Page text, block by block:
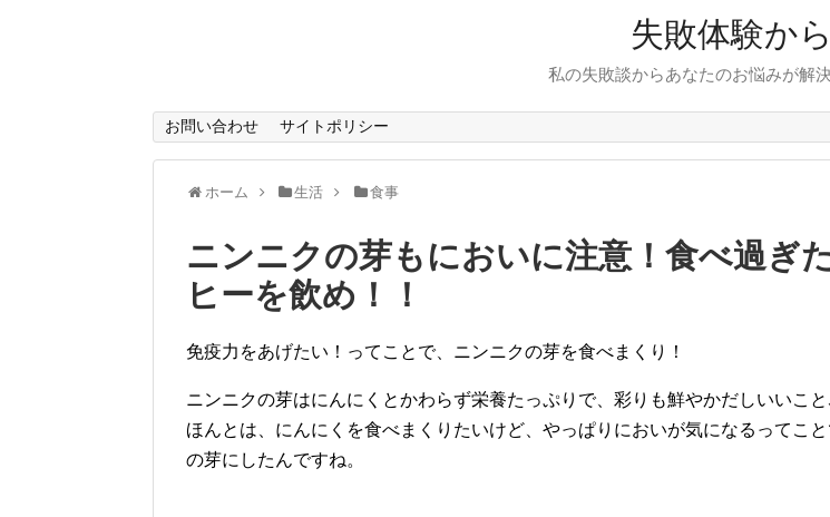
失敗体験か
私の失敗談からあなたのお悩みが解
お問い合わせ サイトポリシー
ホーム 生活 食事
ニンニクの芽もにおいに注意！食べ過ぎ
ヒーを飲め！！
免疫力をあげたい！ってことで、ニンニクの芽を食べまくり！
ニンニクの芽はにんにくとかわらず栄養たっぷりで、彩りも鮮やかだしいいこと
ほんとは、にんにくを食べまくりたいけど、やっぱりにおいが気になるってこ
の芽にしたんですね。